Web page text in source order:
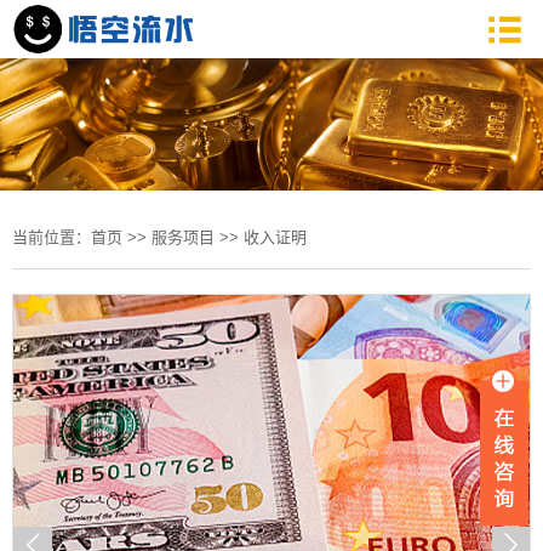
当前位置： 首页 >> 服务项目 >> 收入证明